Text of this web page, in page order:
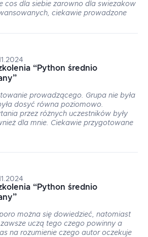
cos dla siebie zarowno dla swiezakow
ciekawie prowadzone
“Python średnio
”
prowadzącego. Grupa nie była
dosyć równa poziomowo.
przez różnych uczestników były
dla mnie. Ciekawie przygotowane
“Python średnio
”
można się dowiedzieć, natomiast
zawsze uczą tego czego powinny a
na rozumienie czego autor oczekuje